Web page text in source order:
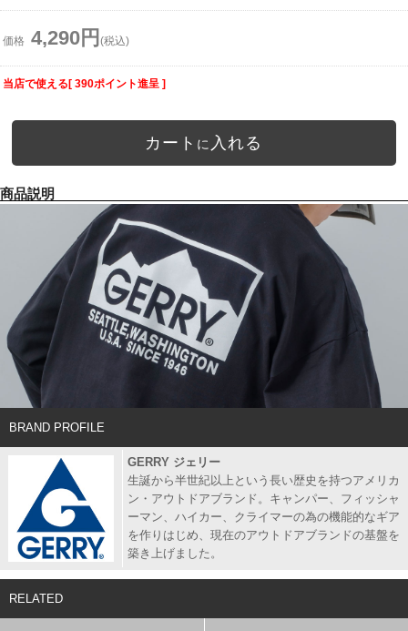
価格 4,290円 (税込)
当店で使える[ 390ポイント進呈 ]
カート に 入れる
商品説明
BRAND PROFILE
GERRY ジェリー
生誕から半世紀以上という長い歴史を持つアメリカ
ン・アウトドアブランド。キャンパー、フィッシャ
ーマン、ハイカー、クライマーの為の機能的なギア
を作りはじめ、現在のアウトドアブランドの基盤を
築き上げました。
RELATED